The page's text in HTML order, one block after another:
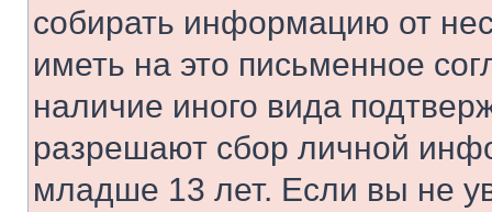
собирать информацию от
иметь на это письменное
наличие иного вида
разрешают сбор личной
младше 13 лет. Если вы не